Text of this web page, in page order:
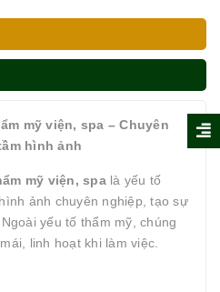
mỹ viện, spa – Chuyên
hình ảnh
mỹ viện, spalà yếu tố
ảnh chuyên nghiệp, tạo sự
yếu tố thẩm mỹ, chúng
linh hoạt khi làm việc.